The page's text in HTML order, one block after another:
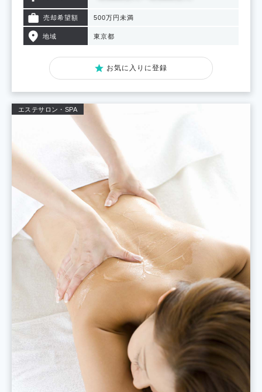
売却希望額 500万円未満
地域 東京都
お気に入りに登録
エステサロン・SPA